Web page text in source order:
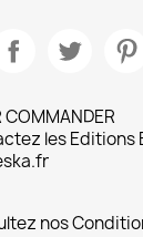
COMMANDER
les Editions
nos